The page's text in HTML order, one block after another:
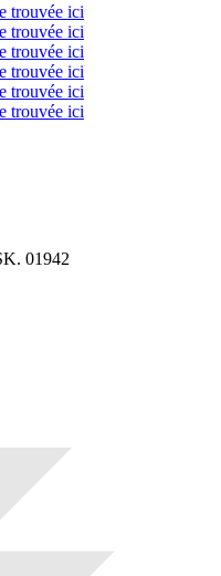
trouvée ici
trouvée ici
trouvée ici
trouvée ici
trouvée ici
trouvée ici
01942